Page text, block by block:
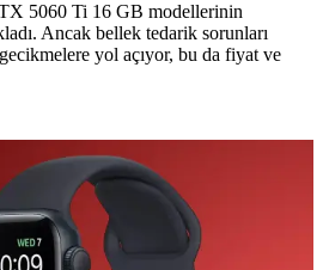
5060 Ti 16 GB modellerinin
Ancak bellek tedarik sorunları
yol açıyor, bu da fiyat ve